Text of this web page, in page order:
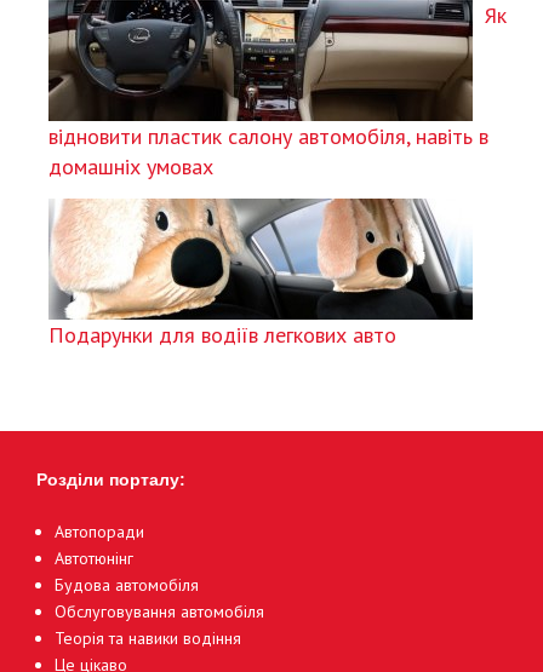
Як
відновити пластик салону автомобіля, навіть в
домашніх умовах
Подарунки для водіїв легкових авто
Розділи порталу:
Автопоради
Автотюнінг
Будова автомобіля
Обслуговування автомобіля
Теорія та навики водіння
Це цікаво